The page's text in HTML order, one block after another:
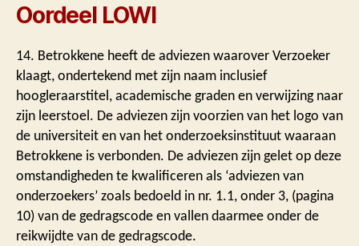
Oordeel LOWI
14. Betrokkene heeft de adviezen waarover Verzoeker
klaagt, ondertekend met zijn naam inclusief
hoogleraarstitel, academische graden en verwijzing naar
zijn leerstoel. De adviezen zijn voorzien van het logo van
de universiteit en van het onderzoeksinstituut waaraan
Betrokkene is verbonden. De adviezen zijn gelet op deze
omstandigheden te kwalificeren als ‘adviezen van
onderzoekers’ zoals bedoeld in nr. 1.1, onder 3, (pagina
10) van de gedragscode en vallen daarmee onder de
reikwijdte van de gedragscode.